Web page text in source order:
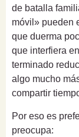
de batalla
móvil» pueden
que duerma
que interfiera
terminado
algo mucho
compartir
Por eso es
preocupa: